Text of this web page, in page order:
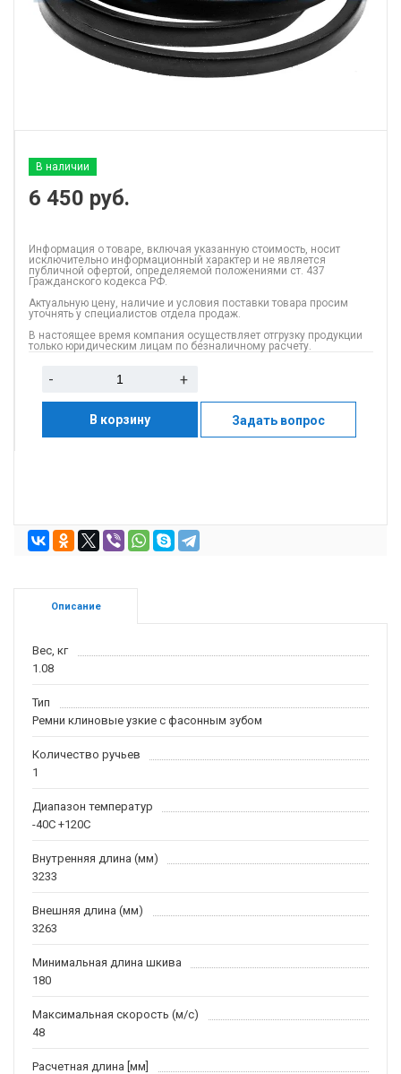
В наличии
6 450 руб.
Информация о товаре, включая указанную стоимость, носит
исключительно информационный характер и не является
публичной офертой, определяемой положениями ст. 437
Гражданского кодекса РФ.
Актуальную цену, наличие и условия поставки товара просим
уточнять у специалистов отдела продаж.
В настоящее время компания осуществляет отгрузку продукции
только юридическим лицам по безналичному расчету.
- +
В корзину Задать вопрос
Описание
Вес, кг
1.08
Тип
Ремни клиновые узкие с фасонным зубом
Количество ручьев
1
Диапазон температур
-40С +120С
Внутренняя длина (мм)
3233
Внешняя длина (мм)
3263
Минимальная длина шкива
180
Максимальная скорость (м/c)
48
Расчетная длина [мм]